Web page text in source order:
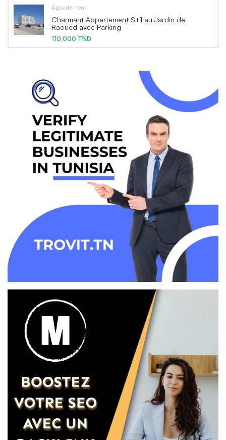
Appartement
Charmant Appartement S+1 au Jardin de
Raoued avec Parking
110,000 TND